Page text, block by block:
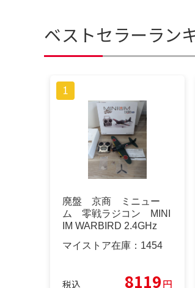
ベストセラーラン
廃盤 京商 ミニュー
ム 零戦ラジコン MINI
IM WARBIRD 2.4GHz
マイストア在庫： 1454
税込 8119円